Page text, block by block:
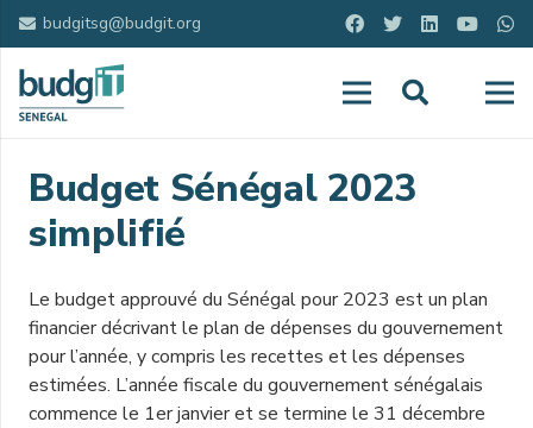
budgitsg@budgit.org
Budget Sénégal 2023
simplifié
Le budget approuvé du Sénégal pour 2023 est un plan
financier décrivant le plan de dépenses du gouvernement
pour l’année, y compris les recettes et les dépenses
estimées. L’année fiscale du gouvernement sénégalais
commence le 1er janvier et se termine le 31 décembre